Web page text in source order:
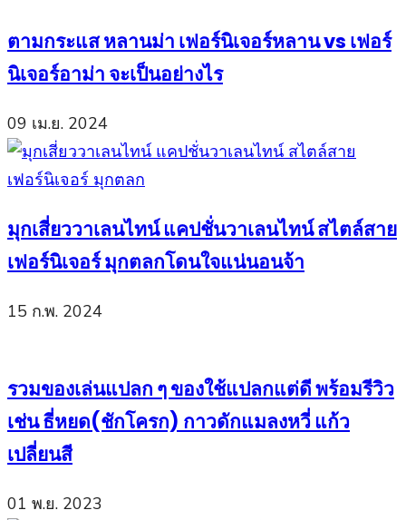
ตามกระแส หลานม่า เฟอร์นิเจอร์หลาน vs เฟอร์
นิเจอร์อาม่า จะเป็นอย่างไร
09 เม.ย. 2024
มุกเสี่ยววาเลนไทน์ แคปชั่นวาเลนไทน์ สไตล์สาย
เฟอร์นิเจอร์ มุกตลกโดนใจแน่นอนจ้า
15 ก.พ. 2024
รวมของเล่นแปลก ๆ ของใช้แปลกแต่ดี พร้อมรีวิว
เช่น ธี่หยด(ชักโครก) กาวดักแมลงหวี่ แก้ว
เปลี่ยนสี
01 พ.ย. 2023